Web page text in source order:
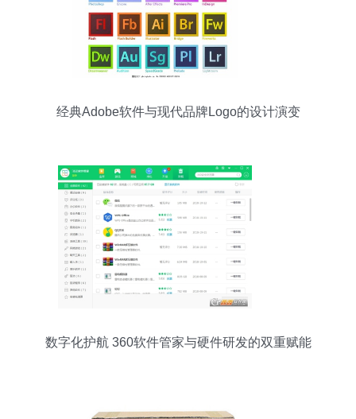
经典Adobe软件与现代品牌Logo的设计演变
数字化护航 360软件管家与硬件研发的双重赋能